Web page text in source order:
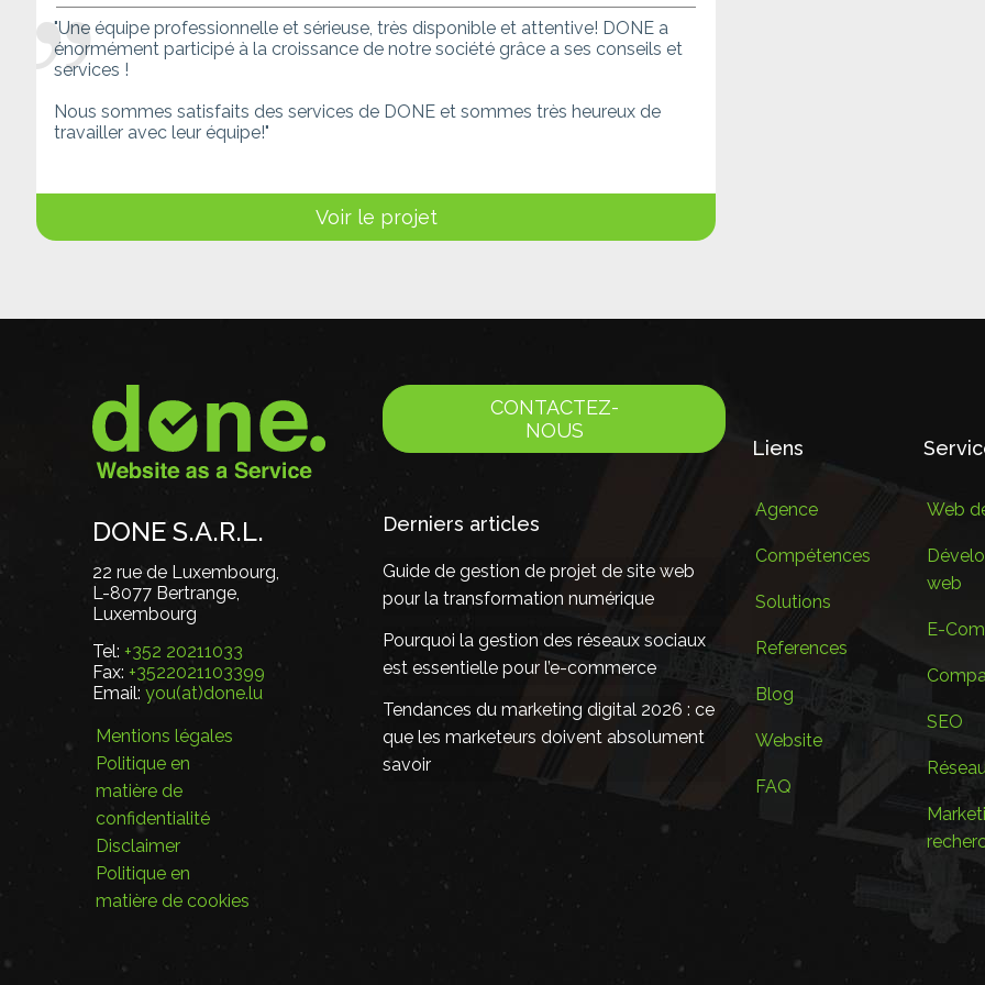
"Une équipe professionnelle et sérieuse, très disponible et attentive! DONE a
énormément participé à la croissance de notre société grâce a ses conseils et
services !
Nous sommes satisfaits des services de DONE et sommes très heureux de
travailler avec leur équipe!"
Voir le projet
DONE S.A.R.L.
22 rue de Luxembourg,
L-8077 Bertrange,
Luxembourg
Tel: +352 20211033
Fax: +3522021103399
Email: you(at)done.lu
Mentions légales
Politique en
matière de
confidentialité
Disclaimer
Politique en
matière de cookies
CONTACTEZ-
NOUS
Derniers articles
Guide de gestion de projet de site web
pour la transformation numérique
Pourquoi la gestion des réseaux sociaux
est essentielle pour l’e-commerce
Tendances du marketing digital 2026 : ce
que les marketeurs doivent absolument
savoir
Liens
Agence
Compétences
Solutions
References
Blog
Website
FAQ
Web
web
E-
SEO